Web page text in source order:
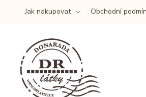
Jak nakupovat Obchodní